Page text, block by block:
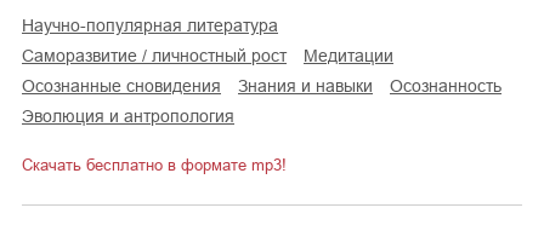
научно-популярная литература
саморазвитие / личностный рост
медитации
осознанные сновидения
знания и навыки
осознанность
эволюция и антропология
Скачать бесплатно в формате mp3!